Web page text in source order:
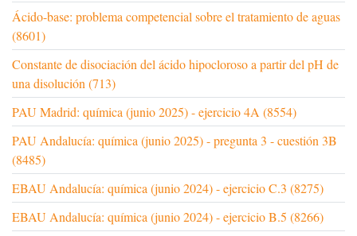
Ácido-base: problema competencial sobre el tratamiento de aguas
(8601)
Constante de disociación del ácido hipocloroso a partir del pH de
una disolución (713)
PAU Madrid: química (junio 2025) - ejercicio 4A (8554)
PAU Andalucía: química (junio 2025) - pregunta 3 - cuestión 3B
(8485)
EBAU Andalucía: química (junio 2024) - ejercicio C.3 (8275)
EBAU Andalucía: química (junio 2024) - ejercicio B.5 (8266)